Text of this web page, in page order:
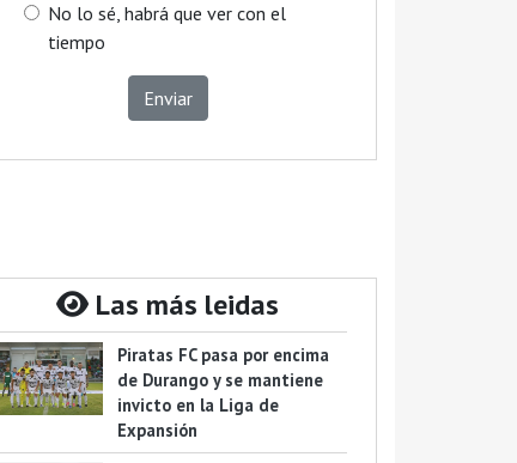
No lo sé, habrá que ver con el
tiempo
Enviar
Las más leidas
Piratas FC pasa por encima
de Durango y se mantiene
invicto en la Liga de
Expansión